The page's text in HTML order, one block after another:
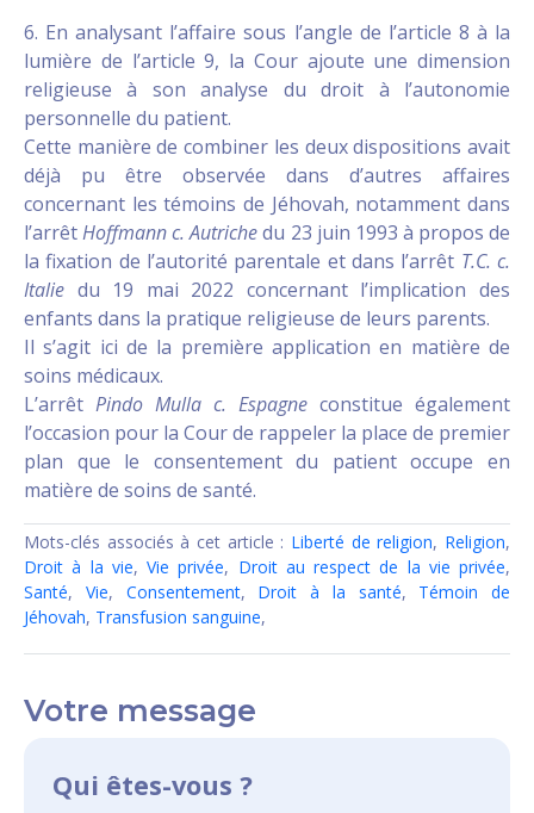
6. En analysant l’affaire sous l’angle de l’article 8 à la
lumière de l’article 9, la Cour ajoute une dimension
religieuse à son analyse du droit à l’autonomie
personnelle du patient.
Cette manière de combiner les deux dispositions avait
déjà pu être observée dans d’autres affaires
concernant les témoins de Jéhovah, notamment dans
l’arrêtHoffmann c. Autrichedu 23 juin 1993 à propos de
la fixation de l’autorité parentale et dans l’arrêt T.C. c.
Italie du 19 mai 2022 concernant l’implication des
enfants dans la pratique religieuse de leurs parents.
Il s’agit ici de la première application en matière de
soins médicaux.
L’arrêt Pindo Mulla c. Espagne constitue également
l’occasion pour la Cour de rappeler la place de premier
plan que le consentement du patient occupe en
matière de soins de santé.
Mots-clés associés à cet article : Liberté de religion, Religion,
Droit à la vie, Vie privée, Droit au respect de la vie privée,
Santé, Vie, Consentement, Droit à la santé, Témoin de
Jéhovah, Transfusion sanguine,
Votre message
Qui êtes-vous ?